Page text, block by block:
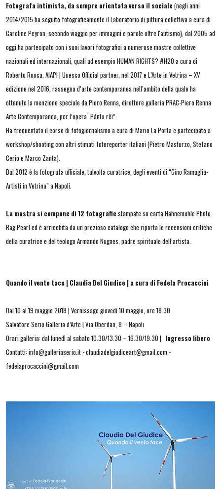
Fotografa intimista, da sempre orientata verso il sociale (negli anni
2014/2015 ha seguito fotograficamente il Laboratorio di pittura collettiva a cura di
Caroline Peyron, secondo viaggio per immagini e parole oltre l'autismo), dal 2005 ad
oggi ha partecipato con i suoi lavori fotografici a numerose mostre collettive
nazionali ed internazionali, quali ad esempio HUMAN RIGHTS? #H2O a cura di
Roberto Ronca, AIAPI | Unesco Official partner, nel 2017 e L’Arte in Vetrina – XV
edizione nel 2016, rassegna d’arte contemporanea nell’ambito della quale ha
ottenuto la menzione speciale da Piero Renna, direttore galleria PRAC-Piero Renna
Arte Contemporanea, per l’opera "Pánta rêi”.
Ha frequentato il corso di fotogiornalismo a cura di Mario La Porta e partecipato a
workshop/shooting con altri stimati fotoreporter italiani (Pietro Masturzo, Stefano
Cerio e Marco Zanta).
Dal 2012 è la fotografa ufficiale, talvolta curatrice, degli eventi di “Gino Ramaglia-
Artisti in Vetrina” a Napoli.
La mostra si compone di 12 fotografie stampate su carta Hahnemuhle Photo
Rag Pearl ed è arricchita da un prezioso catalogo che riporta le recensioni critiche
della curatrice e del teologo Armando Nugnes, padre spirituale dell’artista.
Quando il vento tace | Claudia Del Giudice | a cura di Fedela Procaccini
Dal 10 al 19 maggio 2018 | Vernissage giovedì 10 maggio, ore 18.30
Salvatore Serio Galleria d’Arte | Via Oberdan, 8 – Napoli
Orari galleria: dal lunedì al sabato 10.30/13.30 – 16.30/19.30 | Ingresso libero
Contatti: info@galleriaserio.it - claudiadelgiudiceart@gmail.com -
fedelaprocaccini@gmail.com